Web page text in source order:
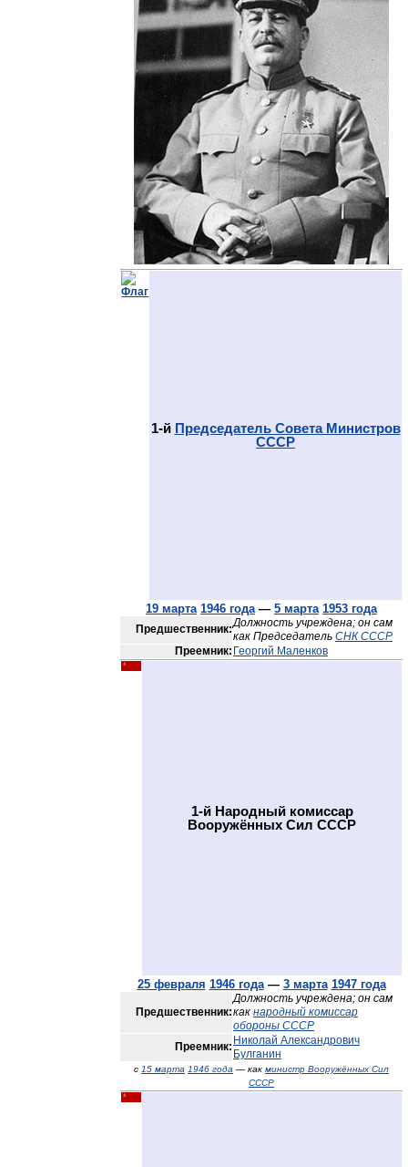
1-й Председатель Совета Министров
СССР
19 марта 1946 года— 5 марта 1953 года
Предшественник:Должность учреждена; он сам
как Председатель СНК СССР
Преемник: Георгий Маленков
1-й Народный комиссар
Вооружённых Сил СССР
25 февраля 1946 года— 3 марта 1947 года
Предшественник:
Должность учреждена; он сам
как народный комиссар
обороны СССР
Преемник: Николай Александрович
Булганин
с 15 марта 1946 года — как министр Вооружённых Сил
СССР